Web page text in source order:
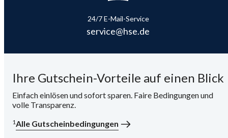
24/7 E-Mail-Service
service@hse.de
Ihre Gutschein-Vorteile auf einen Blick
Einfach einlösen und sofort sparen. Faire Bedingungen und
volle Transparenz.
1Alle Gutscheinbedingungen